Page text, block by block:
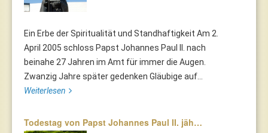
Ein Erbe der Spiritualität und Standhaftigkeit Am 2.
April 2005 schloss Papst Johannes Paul II. nach
beinahe 27 Jahren im Amt für immer die Augen.
Zwanzig Jahre später gedenken Gläubige auf...
Weiterlesen
Todestag von Papst Johannes Paul II. jäh…